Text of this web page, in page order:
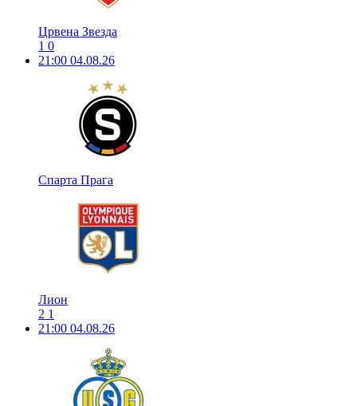
Црвена Звезда
1 0
21:00 04.08.26
Спарта Прага
Лион
2 1
21:00 04.08.26